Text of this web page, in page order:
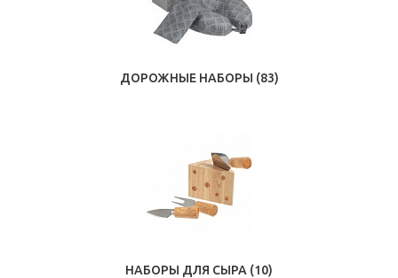
ДОРОЖНЫЕ НАБОРЫ (83)
НАБОРЫ ДЛЯ СЫРА (10)